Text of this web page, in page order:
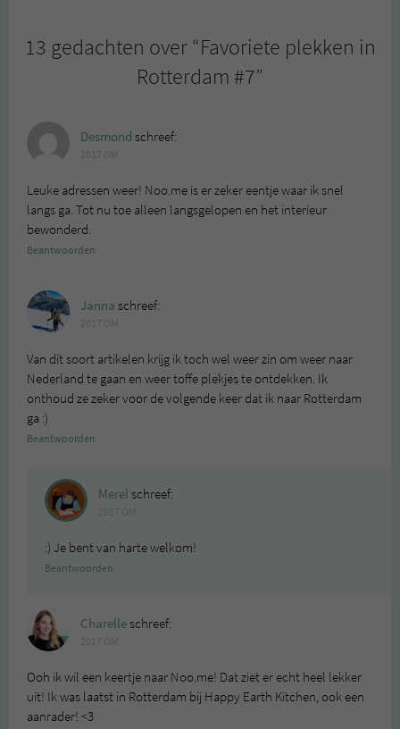
13 gedachten over “Favoriete plekken in
Rotterdam #7”
Desmond schreef:
Leuke adressen weer! Noo.me is er zeker eentje waar ik snel
langs ga. Tot nu toe alleen langsgelopen en het interieur
bewonderd.
Beantwoorden
Janna schreef:
Van dit soort artikelen krijg ik toch wel weer zin om weer naar
Nederland te gaan en weer toffe plekjes te ontdekken. Ik
onthoud ze zeker voor de volgende keer dat ik naar Rotterdam
ga :)
Beantwoorden
Merel schreef:
:) Je bent van harte welkom!
Beantwoorden
Charelleschreef:
Ooh ik wil een keertje naar Noo.me! Dat ziet er echt heel lekker
uit! Ik was laatst in Rotterdam bij Happy Earth Kitchen, ook een
aanrader! <3